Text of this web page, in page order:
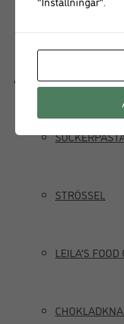
Delikatesser
STRÖSSEL
LEILA’S